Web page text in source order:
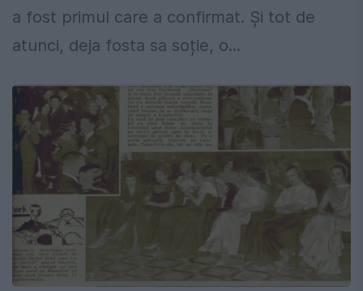
a fost primul care a confirmat. Și tot de
atunci, deja fosta sa soție, o...